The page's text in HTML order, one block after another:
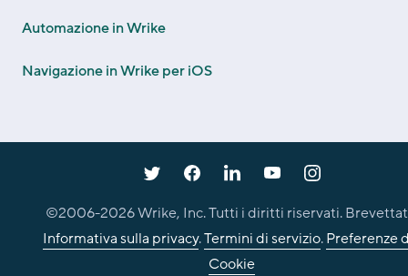
Automazione in Wrike
Navigazione in Wrike per iOS
©2006-2026Wrike, Inc. Tutti i diritti riservati.
Informativa sulla privacy.Termini di servizio.Preferenze
Cookie